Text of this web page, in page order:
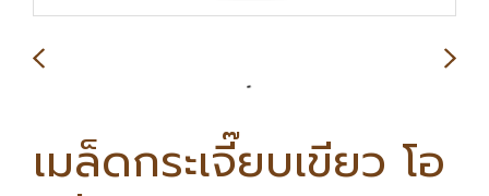
เมล็ดกระเจี๊ยบเขียว โอ